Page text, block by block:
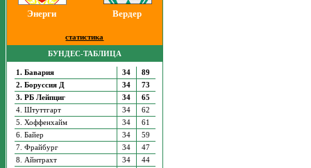
Энерги Вердер
статистика
БУНДЕС-ТАБЛИЦА
1. Бавария 34
89
2. Боруссия Д
34
73
3. РБ Лейпциг
34
65
4. Штуттгарт
34
62
5. Хоффенхайм
34
61
6. Байер
34
59
7. Фрайбург
34
47
8. Айнтрахт
34
44